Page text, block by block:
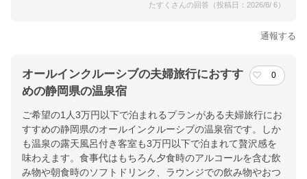
たすくさんの回答（投稿日：2026/8/ 6）
通報する
オールインクルーシブの夫婦旅行におすす
めの静岡県の温泉宿
0
ご希望の1人3万円以下で泊まれるプランがある夫婦旅行にお
すすめの静岡県のオールインクルーシブの温泉宿です。しか
も温泉の露天風呂付き客室も3万円以下で泊まれて贅沢感を
味わえます。食事代はもちろん夕食時のアルコールを含む飲
み物や朝食時のソフトドリンク、ラウンジでの飲み物やおつ